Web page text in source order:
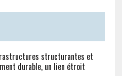
structurantes et
durable, un lien étroit